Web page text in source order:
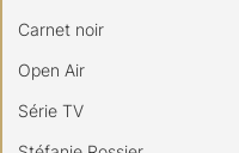
Carnet noir
Open Air
Série TV